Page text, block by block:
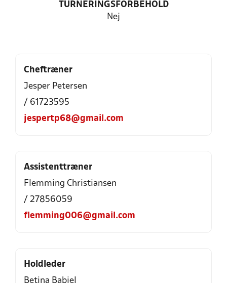
TURNERINGSFORBEHOLD
Nej
Cheftræner
Jesper Petersen
/ 61723595
jespertp68@gmail.com
Assistenttræner
Flemming Christiansen
/ 27856059
flemming006@gmail.com
Holdleder
Betina Babiel